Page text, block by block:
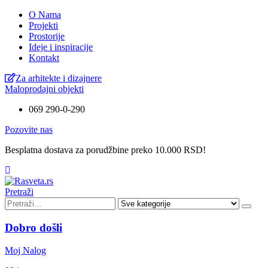
O Nama
Projekti
Prostorije
Ideje i inspiracije
Kontakt
Za arhitekte i dizajnere
Maloprodajni objekti
069 290-0-290
Pozovite nas
Besplatna dostava za porudžbine preko 10.000 RSD!
Pretraži
Dobro došli
Moj Nalog